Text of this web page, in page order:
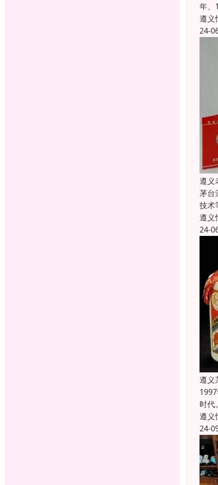
年、
遵义
24-
遵义
茅台
技术
遵义
24-
遵义
时代
遵义
24-